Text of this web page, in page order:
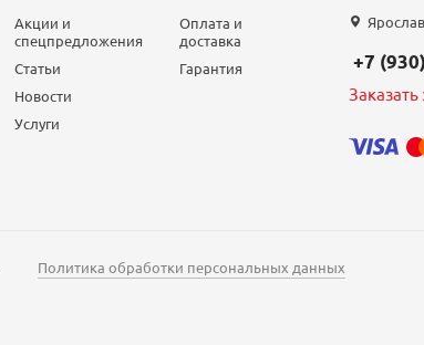
Акции и
спецпредложения
Статьи
Новости
Услуги
Оплата и
доставка
Гарантия
+7
Политика обработки персональных данных